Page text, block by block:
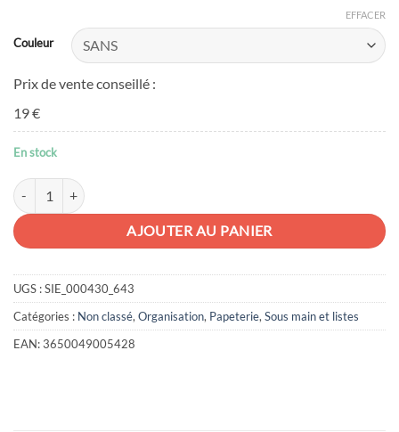
Couleur
EFFACER
Prix de vente conseillé :
19 €
En stock
quantité de Sous-main office
AJOUTER AU PANIER
UGS :SIE_000430_643
Catégories : Non classé, Organisation, Papeterie, Sous main et listes
EAN:3650049005428